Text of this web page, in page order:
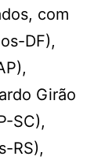
com
DF),
Girão
SC),
RS),